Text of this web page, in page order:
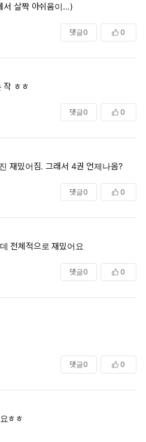
서 살짝 아쉬움이…)
댓글0 0
작 ㅎㅎ
댓글0 0
재밌어짐. 그래서 4권 언제나옴?
댓글0 0
전체적으로 재밌어요
댓글0 0
댓글0 0
ㅎㅎ